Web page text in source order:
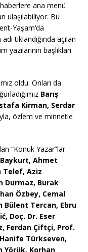
ana menü
ulaşılabiliyor. Bu
Yaşam’da
tıklandığında açılan
başlıkları
oldu. Onları da
Barış
Kirman, Serdar
özlem ve minnetle
“Konuk Yazar”lar
Ahmet
Telef, Aziz
Durmaz, Burak
Özbey, Cemal
Bülent Tercan, Ebru
Doç. Dr. Eser
Ferdan Çiftçi, Prof.
Hanife Türkseven,
Yörük, Korhan